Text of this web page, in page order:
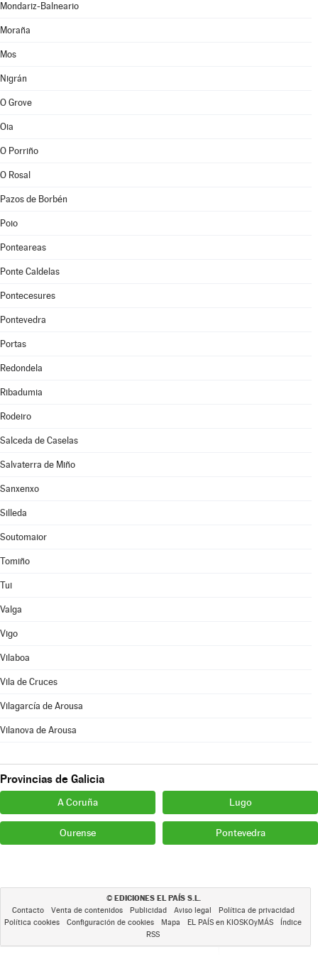
Mondariz-Balneario
Moraña
Mos
Nigrán
O Grove
Oia
O Porriño
O Rosal
Pazos de Borbén
Poio
Ponteareas
Ponte Caldelas
Pontecesures
Pontevedra
Portas
Redondela
Ribadumia
Rodeiro
Salceda de Caselas
Salvaterra de Miño
Sanxenxo
Silleda
Soutomaior
Tomiño
Tui
Valga
Vigo
Vilaboa
Vila de Cruces
Vilagarcía de Arousa
Vilanova de Arousa
Provincias de Galicia
A Coruña Lugo
Ourense Pontevedra
© EDICIONES EL PAÍS S.L.
Contacto Venta de contenidos Publicidad Aviso legal
Política de privacidad
Política cookies
Configuración de cookies Mapa EL PAÍS en KIOSKOyMÁS
Índice
RSS